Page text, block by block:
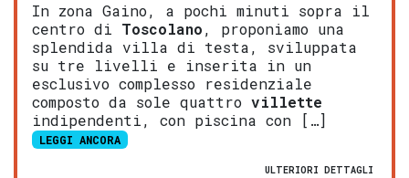
In zona Gaino, a pochi minuti sopra il
centro di Toscolano, proponiamo una
splendida villa di testa, sviluppata
su tre livelli e inserita in un
esclusivo complesso residenziale
composto da sole quattro villette
indipendenti, con piscina con […]
LEGGI ANCORA
ULTERIORI DETTAGLI